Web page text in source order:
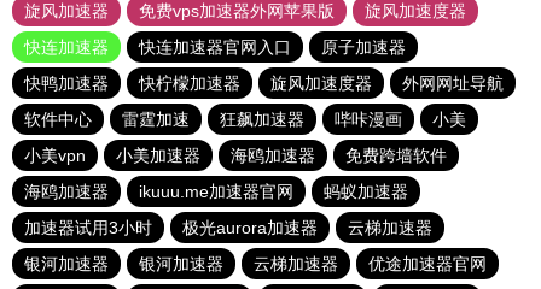
旋风加速器
免费vps加速器外网苹果版
旋风加速度器
快连加速器
快连加速器官网入口
原子加速器
快鸭加速器
快柠檬加速器 旋风加速度器
外网网址导航
软件中心
雷霆加速 狂飙加速器 哔咔漫画
小美
小美vpn
小美加速器 海鸥加速器
免费跨墙软件
海鸥加速器
ikuuu.me加速器官网
蚂蚁加速器
加速器试用3小时
极光aurora加速器
云梯加速器
银河加速器
银河加速器 云梯加速器
优途加速器官网